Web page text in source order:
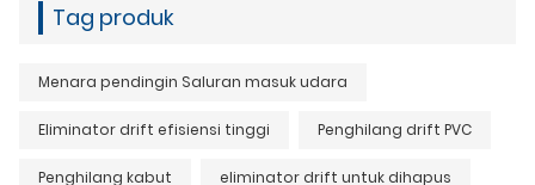
Tag produk
Menara pendingin Saluran masuk udara
Eliminator drift efisiensi tinggi Penghilang drift PVC
Penghilang kabut eliminator drift untuk dihapus